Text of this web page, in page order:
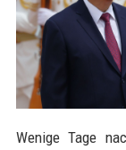
Wenige Tage